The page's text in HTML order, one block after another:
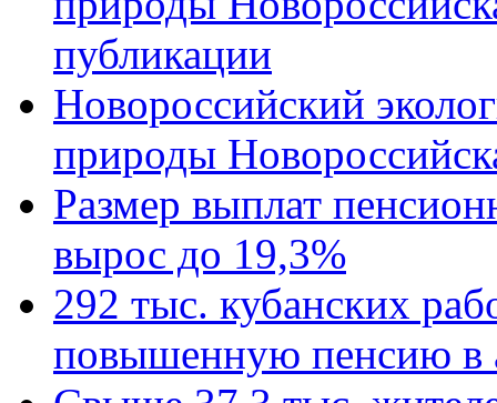
публикации
Новороссийский
природы
Размер выплат
вырос до 19,3%
292 тыс. кубанских
повышенную пенсию в